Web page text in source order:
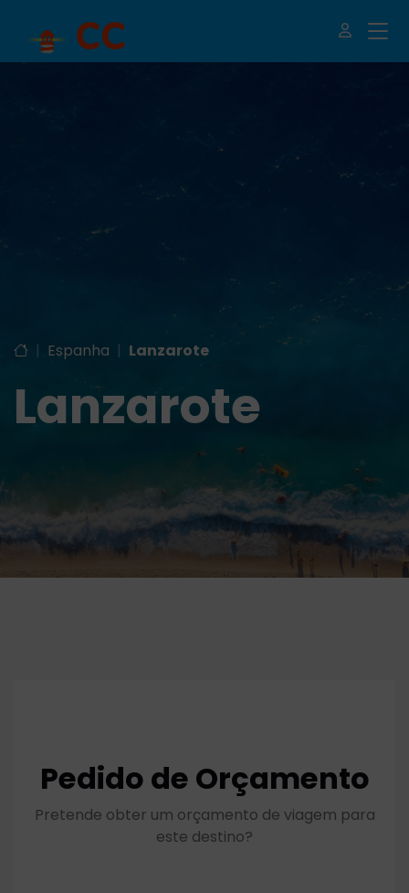
| Espanha | Lanzarote
Lanzarote
Pedido de Orçamento
Pretende obter um orçamento de viagem para
este destino?